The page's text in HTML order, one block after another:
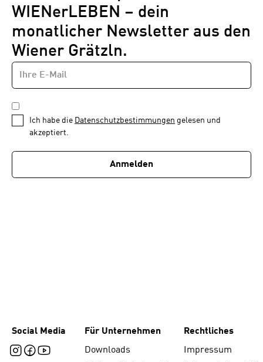
WIENerLEBEN – dein
monatlicher Newsletter aus den
Wiener Grätzln.
Newsletter
1
von
E-
MAIL-
ADRESSE
DATENSCHUTZBESTIMMUNGEN
*
Ich habe die Datenschutzbestimmungen gelesen und
akzeptiert.
Anmelden
Social Media
Für Unternehmen
Downloads
Rechtliches
Impressum